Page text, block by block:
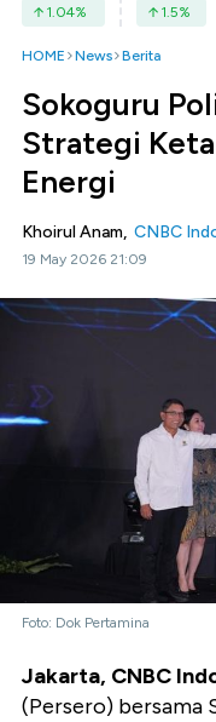
1.04% 1.5%
HOME News Berita
Sokoguru
Strategi
Energi
Khoirul Anam, CNBC
19 May 2026 21:09
Foto: Dok Pertamina
Jakarta, CNBC
(Persero) bersama